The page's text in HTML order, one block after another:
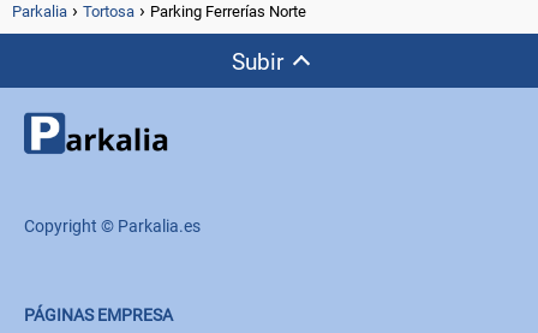
Parkalia Tortosa Parking Ferrerías Norte
Subir
Copyright © Parkalia.es
PÁGINAS EMPRESA